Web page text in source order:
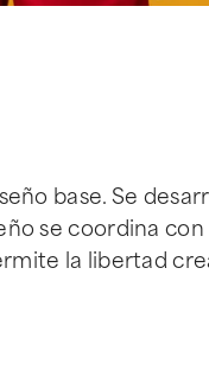
base. Se
se coordina con
la libertad